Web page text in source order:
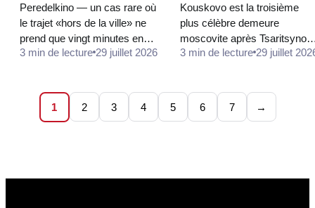
minutes de Moscou
Peredelkino — un cas rare où
le trajet «hors de la ville» ne
prend que vingt minutes en
train de banlieue.
une forêt de pins, des datchas
3 min de lecture 29 juillet 2026
française, une grotte
et des paons
Kouskovo est la troisième
plus célèbre demeure
moscovite après Tsaritsyno
Kolomenskoïe, et la seule où
des…
3 min de lecture 29 juillet
1 2 3 4 5 6 7 →